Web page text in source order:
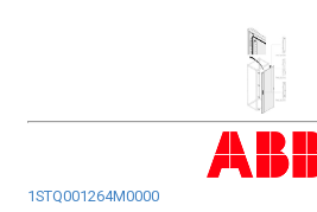
1STQ001264M0000